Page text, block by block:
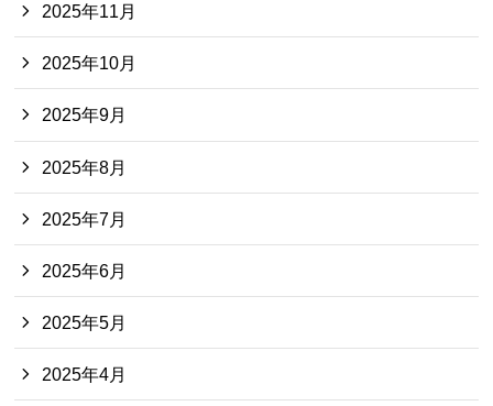
2025年11月
2025年10月
2025年9月
2025年8月
2025年7月
2025年6月
2025年5月
2025年4月